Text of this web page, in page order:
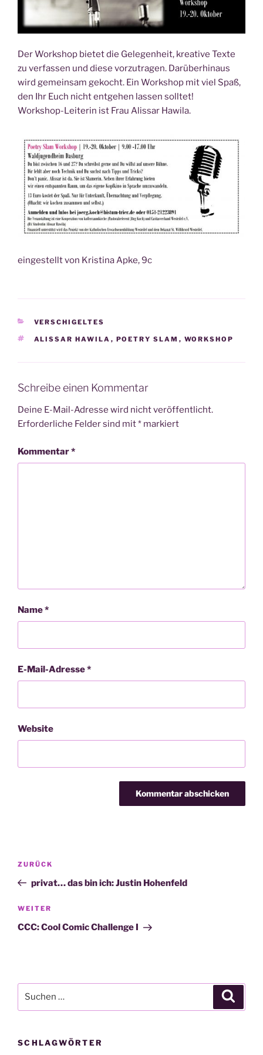
Der Work­shop bie­tet die Gele­gen­heit, krea­ti­ve Tex­te
zu ver­fas­sen und die­se vor­zu­tra­gen. Dar­über­hin­aus
wird gemein­sam gekocht. Ein Work­shop mit viel Spaß,
den Ihr Euch nicht ent­ge­hen las­sen soll­tet!
Work­shop-Lei­te­rin ist Frau Ali­s­sar Hawila.
ein­ge­stellt von Kris­ti­na Apke, 9c
KATEGORIEN
VERSCHIGELTES
SCHLAGWÖRTER
ALISSAR HAWILA , POETRY SLAM , WORKSHOP
Schreibe einen Kommentar
Deine E-Mail-Adresse wird nicht veröffentlicht.
Erforderliche Felder sind mit* markiert
Kommentar*
Name*
E-Mail-Adresse*
Website
Beitragsnavigation
Vorheriger
Beitrag
ZURÜCK
privat… das bin ich: Justin Hohenfeld
Nächster
Beitrag
WEITER
CCC: Cool Comic Challenge I
nach:
SCHLAGWÖRTER